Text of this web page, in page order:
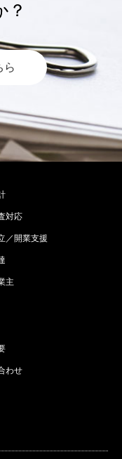
？
ら
対応
／開業支援
主
わせ